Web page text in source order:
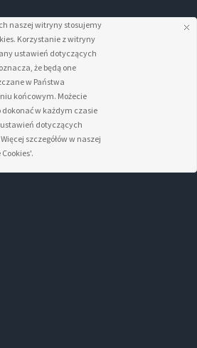
naszej witryny stosujemy
Korzystanie z witryny
ustawień dotyczących
że będą one
w Państwa
końcowym. Możecie
dokonać w każdym czasie
dotyczących
szczegółów w naszej